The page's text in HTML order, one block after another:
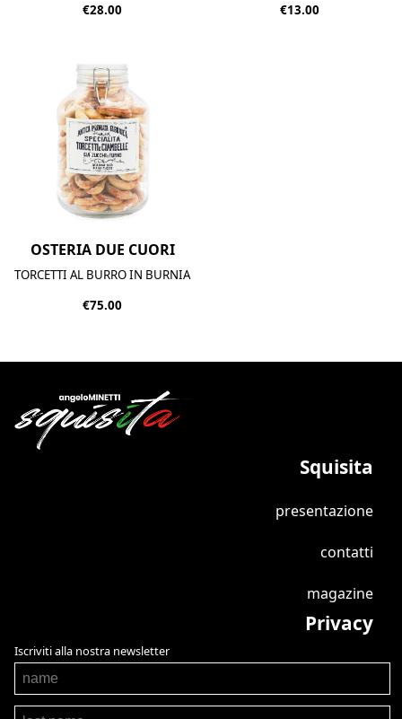
€28.00
€13.00
OSTERIA DUE CUORI
TORCETTI AL BURRO IN BURNIA
€75.00
Squisita
presentazione
contatti
magazine
Privacy
Iscriviti alla nostra newsletter